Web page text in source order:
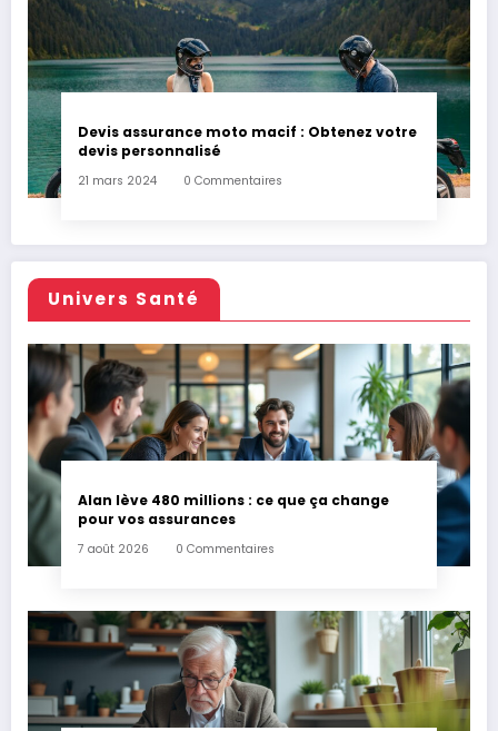
Devis assurance moto macif : Obtenez votre
devis personnalisé
21 mars 2024 0 Commentaires
Univers Santé
Alan lève 480 millions : ce que ça change
pour vos assurances
7 août 2026 0 Commentaires